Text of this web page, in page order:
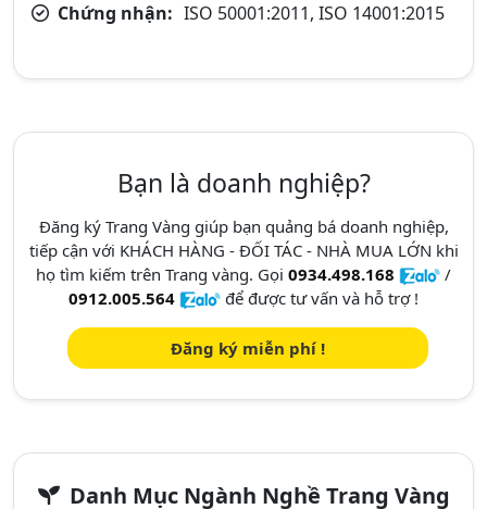
Chứng nhận: ISO 50001:2011, ISO 14001:2015
Bạn là doanh nghiệp?
Đăng ký Trang Vàng giúp bạn quảng bá doanh nghiệp,
tiếp cận với KHÁCH HÀNG - ĐỐI TÁC - NHÀ MUA LỚN khi
họ tìm kiếm trên Trang vàng. Gọi 0934.498.168
/
0912.005.564
để được tư vấn và hỗ trợ !
Đăng ký miễn phí !
Danh Mục Ngành Nghề Trang Vàng